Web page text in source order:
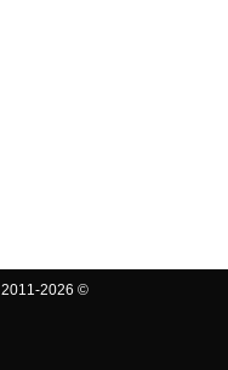
2011-2026 ©